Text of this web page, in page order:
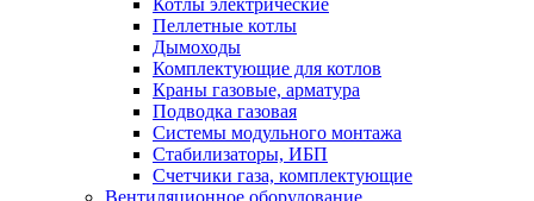
Котлы электрические
Пеллетные котлы
Дымоходы
Комплектующие для котлов
Краны газовые, арматура
Подводка газовая
Системы модульного монтажа
Стабилизаторы, ИБП
Счетчики газа, комплектующие
Вентиляционное оборудование